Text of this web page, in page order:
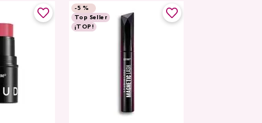
-5 %
Top Seller
¡TOP!